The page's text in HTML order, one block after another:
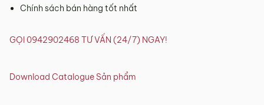
Chính sách bán hàng tốt nhất
GỌI 0942902468 TƯ VẤN (24/7) NGAY!
Download Catalogue Sản phẩm